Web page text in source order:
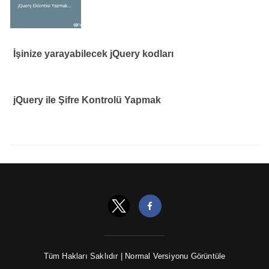
İşinize yarayabilecek jQuery kodları
jQuery ile Şifre Kontrolü Yapmak
Tüm Hakları Saklıdır | Normal Versiyonu Görüntüle